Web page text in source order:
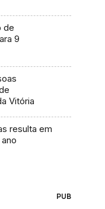
de
9
Vitória
resulta em
PUB